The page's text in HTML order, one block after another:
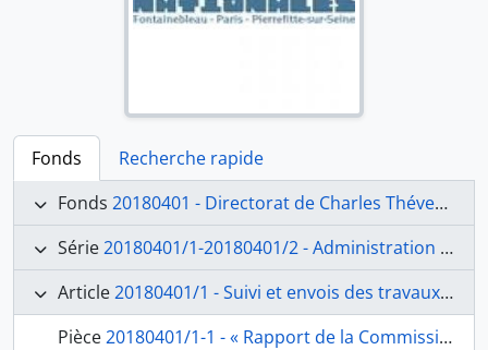
Fonds
Recherche rapide
Fonds 20180401 - Directorat de Charles Thévenin (1816-1823)
Série20180401/1-20180401/2 - Administration générale
Article20180401/1 - Suivi et envois des travaux des pensionnaires
Pièce20180401/1-1 - « Rapport de la Commission nommée par l’académie Royale des Beaux arts, sur les ouvrages de peinture, l’architecture, de gravure et composition musicale, envoyés par les Pensionnaires de l’académie de france à Rome », de Quatremère de Quincy, secrétaire perpétuel de la classe des Beaux-arts, à l’Académie de France à Rome, fol. 1-12